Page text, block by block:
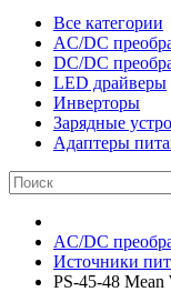
Все категории
AC/DC
DC/DC
LED драйверы
Инверторы
Зарядные
Адаптеры
AC/DC
Источники
PS-45-48